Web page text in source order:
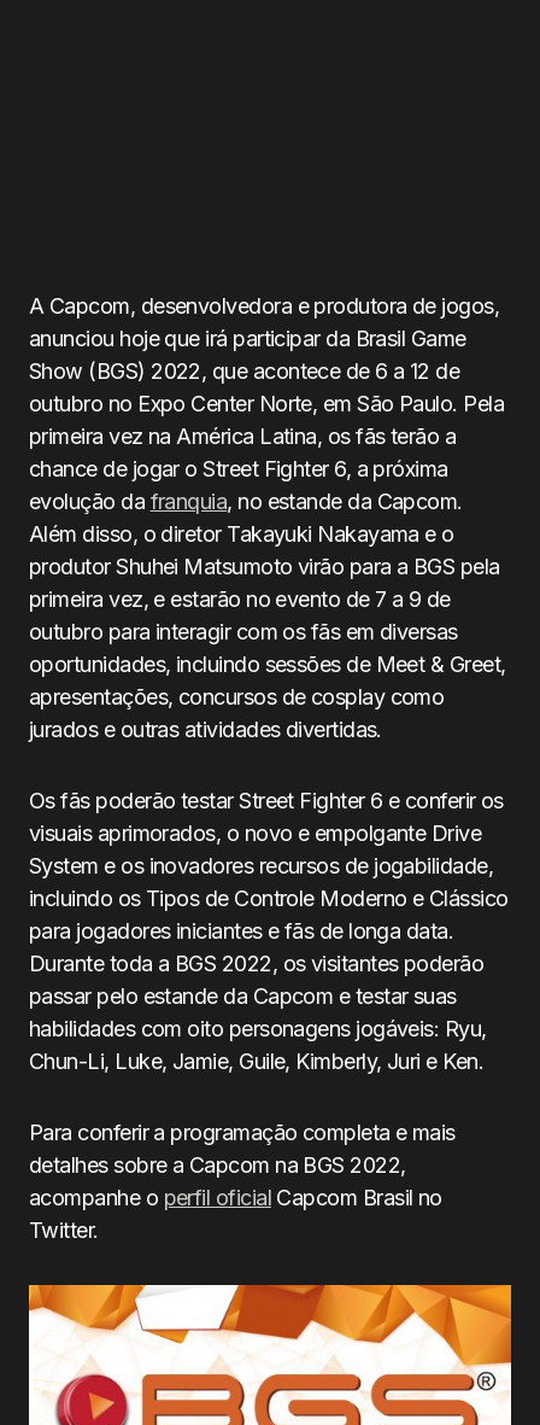
A Capcom, desenvolvedora e produtora de jogos,
anunciou hoje que irá participar da Brasil Game
Show (BGS) 2022, que acontece de 6 a 12 de
outubro no Expo Center Norte, em São Paulo. Pela
primeira vez na América Latina, os fãs terão a
chance de jogar o Street Fighter 6, a próxima
evolução da franquia, no estande da Capcom.
Além disso, o diretor Takayuki Nakayama e o
produtor Shuhei Matsumoto virão para a BGS pela
primeira vez, e estarão no evento de 7 a 9 de
outubro para interagir com os fãs em diversas
oportunidades, incluindo sessões de Meet & Greet,
apresentações, concursos de cosplay como
jurados e outras atividades divertidas.
Os fãs poderão testar Street Fighter 6 e conferir os
visuais aprimorados, o novo e empolgante Drive
System e os inovadores recursos de jogabilidade,
incluindo os Tipos de Controle Moderno e Clássico
para jogadores iniciantes e fãs de longa data.
Durante toda a BGS 2022, os visitantes poderão
passar pelo estande da Capcom e testar suas
habilidades com oito personagens jogáveis: Ryu,
Chun-Li, Luke, Jamie, Guile, Kimberly, Juri e Ken.
Para conferir a programação completa e mais
detalhes sobre a Capcom na BGS 2022,
acompanhe o perfil oficialCapcom Brasil no
Twitter.